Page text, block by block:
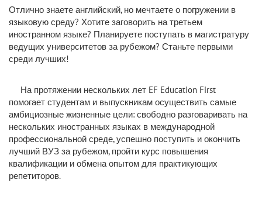
Отлично знаете английский, но мечтаете о погружении в
языковую среду? Хотите заговорить на третьем
иностранном языке? Планируете поступать в магистратуру
ведущих университетов за рубежом? Станьте первыми
среди лучших!
На протяжении нескольких лет EF Education First
помогает студентам и выпускникам осуществить самые
амбициозные жизненные цели: свободно разговаривать на
нескольких иностранных языках в международной
профессиональной среде, успешно поступить и окончить
лучший ВУЗ за рубежом, пройти курс повышения
квалификации и обмена опытом для практикующих
репетиторов.